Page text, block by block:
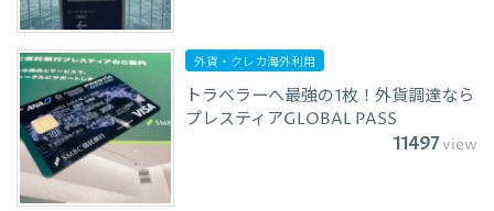
外貨・クレカ海外利用
トラベラーへ最強の1枚！外貨調達なら
プレスティアGLOBAL PASS
11497view